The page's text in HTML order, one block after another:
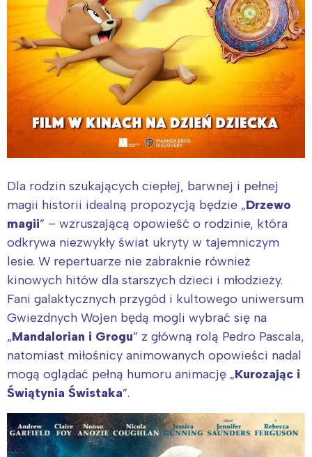
Dla rodzin szukających ciepłej, barwnej i pełnej
magii historii idealną propozycją będzie „Drzewo
magii” – wzruszającą opowieść o rodzinie, która
odkrywa niezwykły świat ukryty w tajemniczym
lesie. W repertuarze nie zabraknie również
kinowych hitów dla starszych dzieci i młodzieży.
Fani galaktycznych przygód i kultowego uniwersum
Gwiezdnych Wojen będą mogli wybrać się na
„Mandalorian i Grogu” z główną rolą Pedro Pascala,
natomiast miłośnicy animowanych opowieści nadal
mogą oglądać pełną humoru animację „Kurozając i
Świątynia Świstaka”.